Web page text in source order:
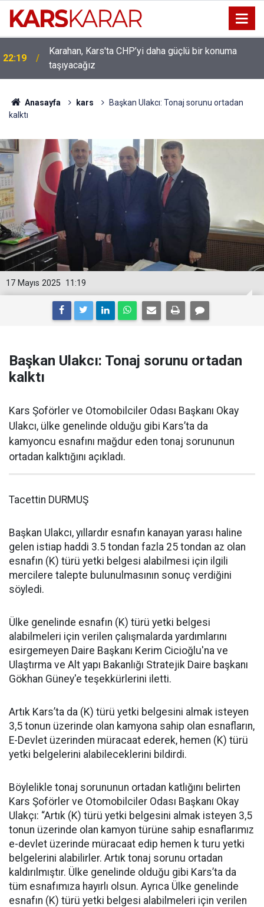
22:19
Karahan, Kars'ta CHP’yi daha güçlü bir konuma
16:15
Uludaşdemir, YENİ Parti’nin kurucu il başkanlığı
görevine getirildi
Anasayfa kars
Başkan Ulakcı: Tonaj sorunu ortadan
kalktı
11:19
17 Mayıs 2025
Başkan Ulakcı: Tonaj sorunu ortadan
kalktı
Kars Şoförler ve Otomobilciler Odası Başkanı Okay
Ulakcı, ülke genelinde olduğu gibi Kars’ta da
kamyoncu esnafını mağdur eden tonaj sorununun
ortadan kalktığını açıkladı.
Tacettin DURMUŞ
Başkan Ulakcı, yıllardır esnafın kanayan yarası haline
gelen istiap haddi 3.5 tondan fazla 25 tondan az olan
esnafın (K) türü yetki belgesi alabilmesi için ilgili
mercilere talepte bulunulmasının sonuç verdiğini
söyledi.
Ülke genelinde esnafın (K) türü yetki belgesi
alabilmeleri için verilen çalışmalarda yardımlarını
esirgemeyen Daire Başkanı Kerim Cicioğlu'na ve
Ulaştırma ve Alt yapı Bakanlığı Stratejik Daire başkanı
Gökhan Güney'e teşekkürlerini iletti.
Artık Kars’ta da (K) türü yetki belgesini almak isteyen
3,5 tonun üzerinde olan kamyona sahip olan esnafların,
E-Devlet üzerinden müracaat ederek, hemen (K) türü
yetki belgelerini alabileceklerini bildirdi.
Böylelikle tonaj sorununun ortadan katlığını belirten
Kars Şoförler ve Otomobilciler Odası Başkanı Okay
Ulakçı: “Artık (K) türü yetki belgesini almak isteyen 3,5
tonun üzerinde olan kamyon türüne sahip esnaflarımız
e-devlet üzerinde müracaat edip hemen k turu yetki
belgelerini alabilirler. Artık tonaj sorunu ortadan
kaldırılmıştır. Ülke genelinde olduğu gibi Kars’ta da
tüm esnafımıza hayırlı olsun. Ayrıca Ülke genelinde
esnafın (K) türü yetki belgesi alabilmeleri için verilen